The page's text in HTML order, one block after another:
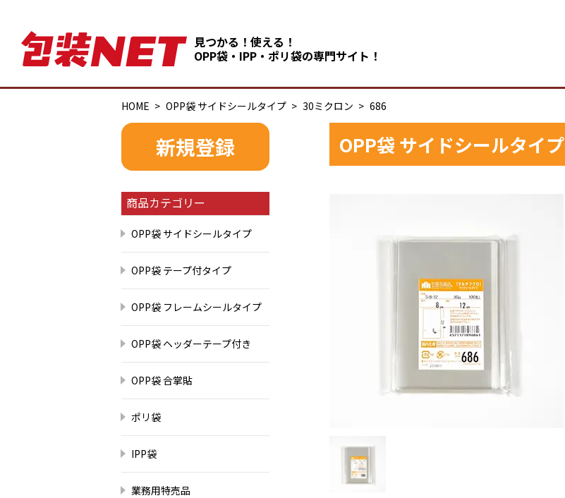
見つかる！使える！
OPP袋・IPP・ポリ袋の専門サイト！
HOME OPP袋 サイドシールタイプ 30ミクロン 686
新規登録
商品カテゴリー
OPP袋 サイドシールタイプ
OPP袋 テープ付タイプ
OPP袋 フレームシールタイプ
OPP袋 ヘッダーテープ付き
OPP袋 合掌貼
ポリ袋
IPP袋
業務用特売品
OPP袋 サイドシールタイプ